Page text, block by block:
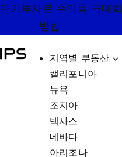
단기투자로 수익률 극대
방법
지역별 부동산
캘리포니아
뉴욕
조지아
텍사스
네바다
아리조나